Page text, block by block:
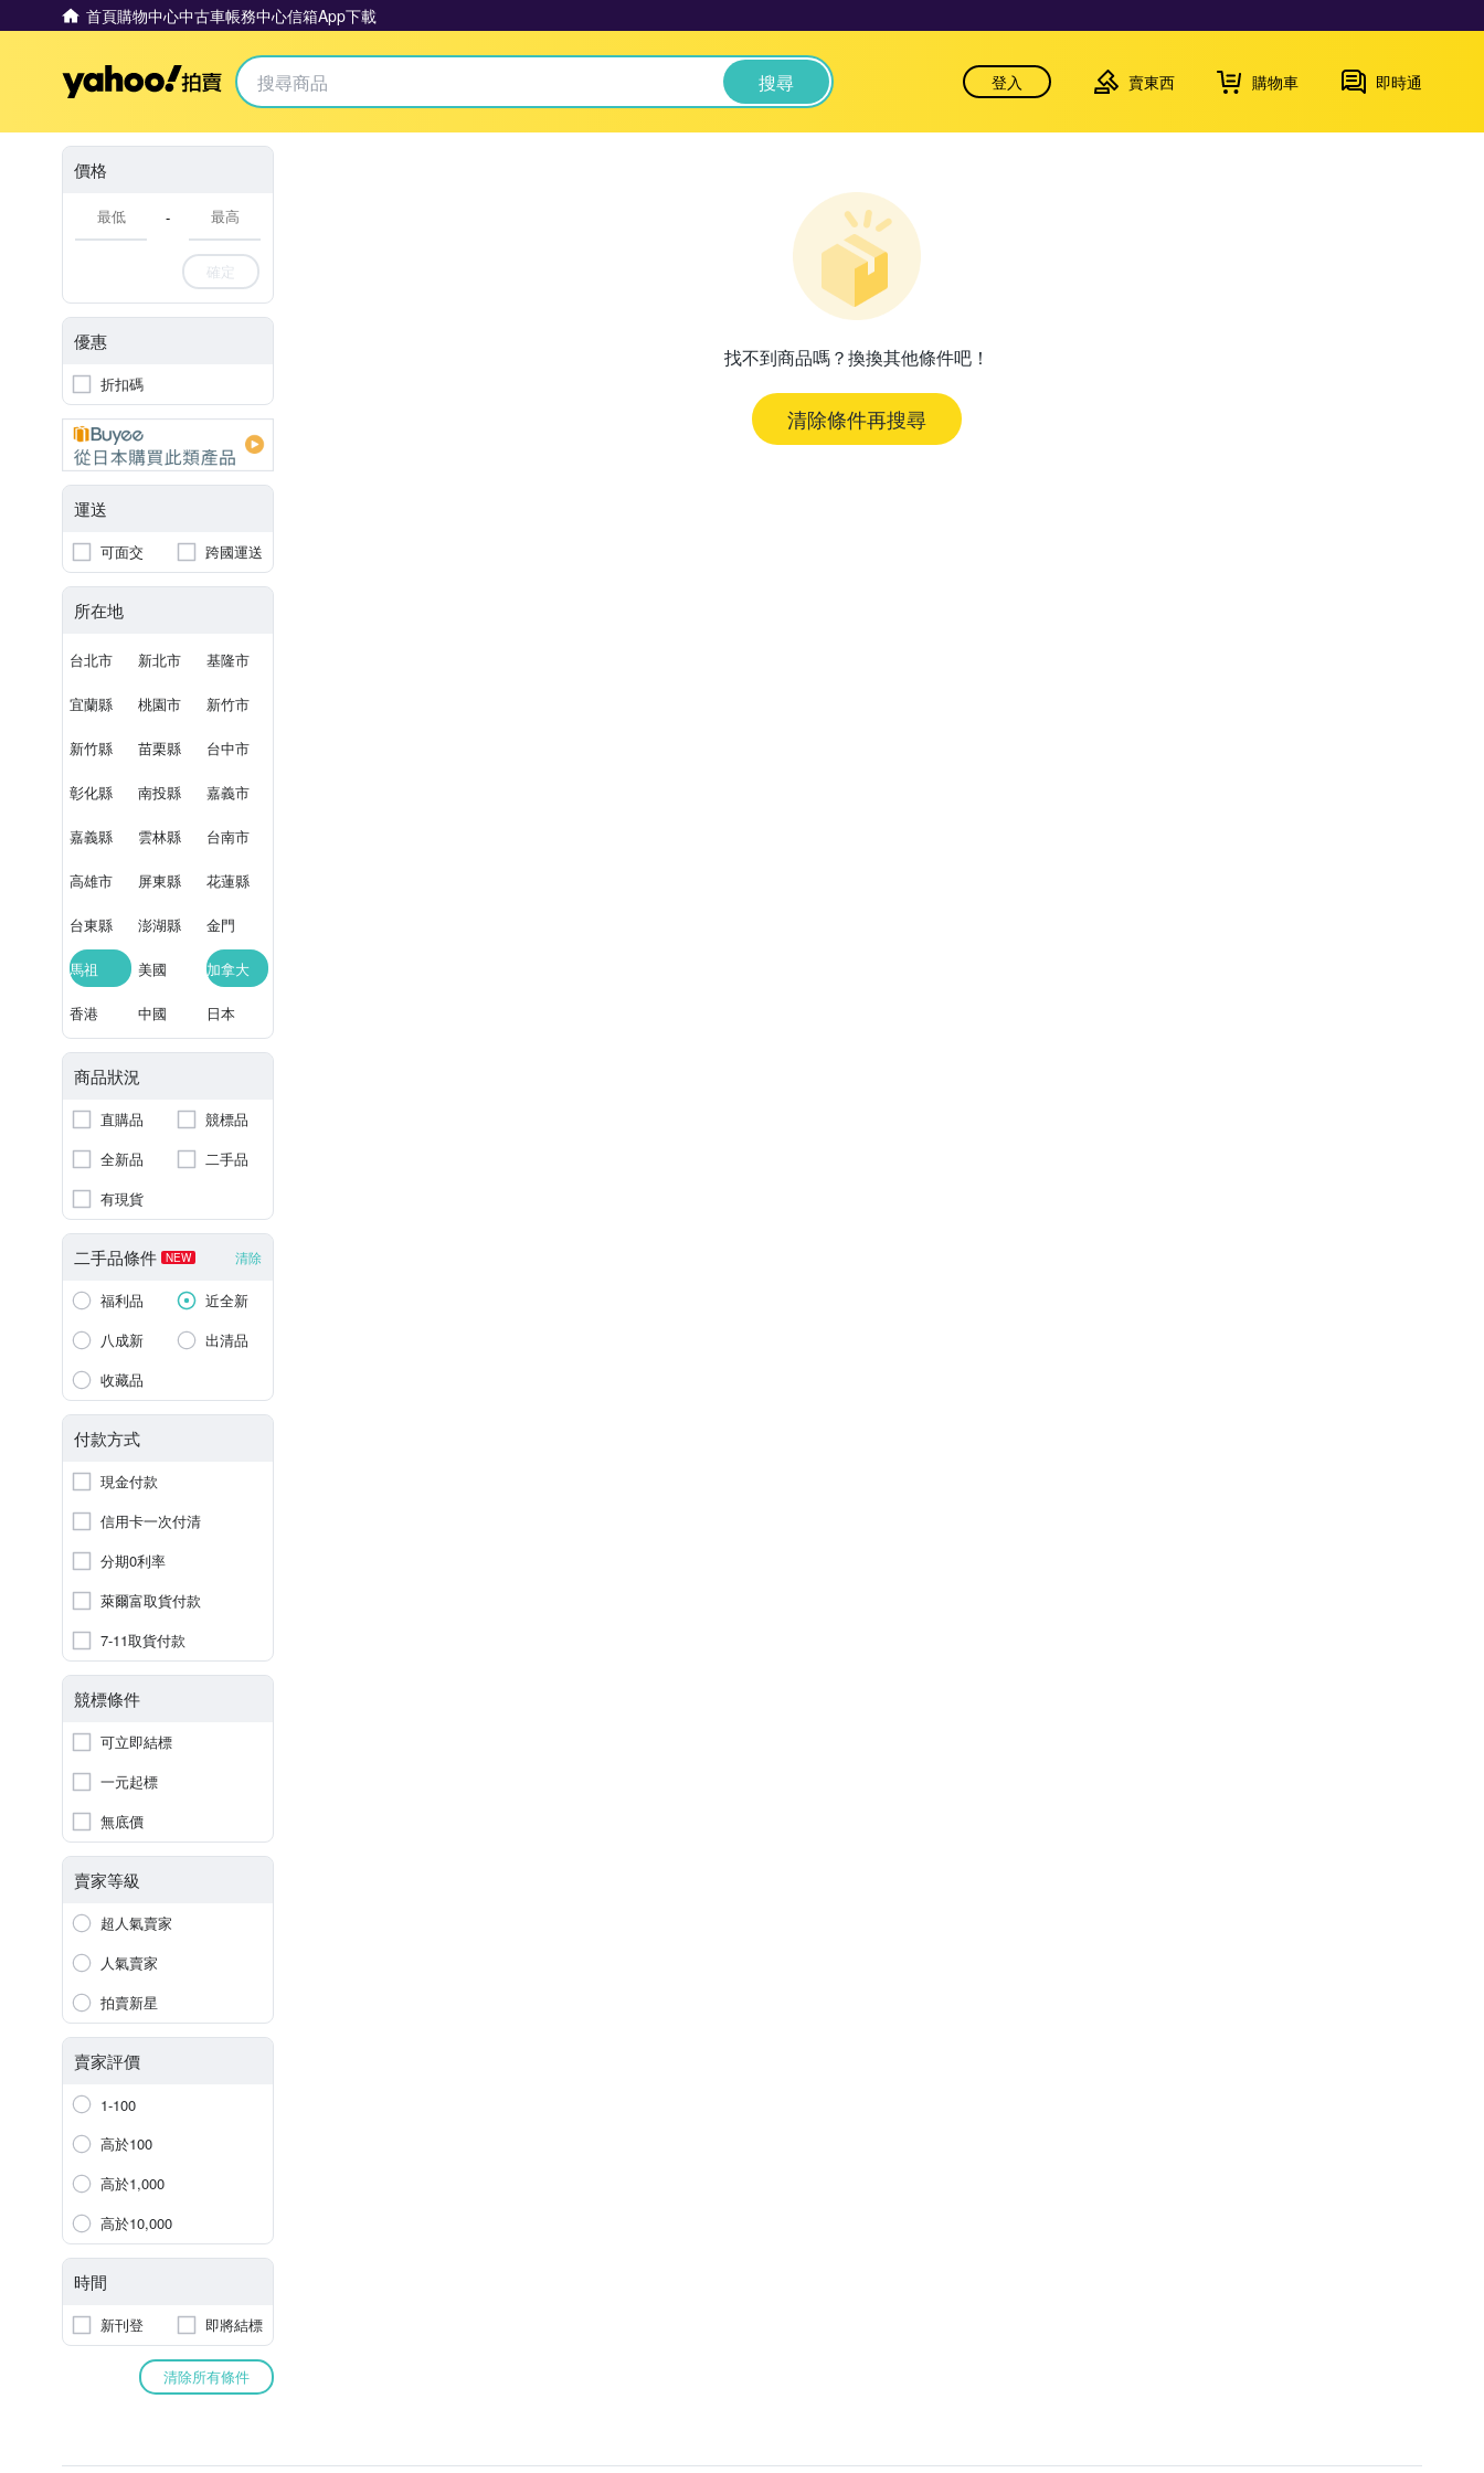
首頁購物中心中古車帳務中心信箱App下載
Yahoo拍賣 搜尋 登入 賣東西 購物車 即時通
價格
-
確定
優惠
折扣碼
運送
可面交 跨國運送
所在地
台北市 新北市 基隆市
宜蘭縣 桃園市 新竹市
新竹縣 苗栗縣 台中市
彰化縣 南投縣 嘉義市
嘉義縣 雲林縣 台南市
高雄市 屏東縣 花蓮縣
台東縣 澎湖縣 金門
馬祖 美國 加拿大
香港 中國 日本
商品狀況
直購品
競標品
全新品
二手品
有現貨
二手品條件 NEW 清除
福利品
近全新
八成新
出清品
收藏品
付款方式
現金付款
信用卡一次付清
分期0利率
萊爾富取貨付款
7-11取貨付款
競標條件
可立即結標
一元起標
無底價
賣家等級
超人氣賣家
人氣賣家
拍賣新星
賣家評價
1-100
高於100
高於1,000
高於10,000
時間
新刊登 即將結標
清除所有條件
找不到商品嗎？換換其他條件吧！
清除條件再搜尋